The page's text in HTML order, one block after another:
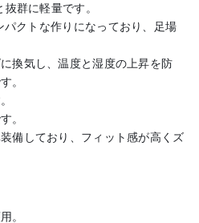
群に軽量です。
パクトな作りになっており、足場
換気し、温度と湿度の上昇を防
。
。
備しており、フィット感が高くズ
。